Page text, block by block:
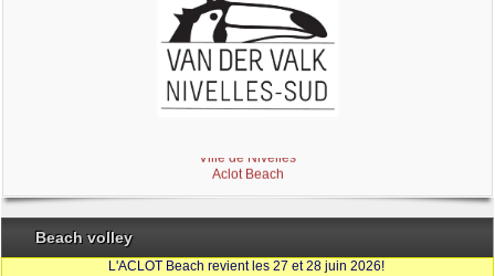
Ville de Nivelles
Aclot Beach
Beach volley
L'ACLOT Beach revient les 27 et 28 juin 2026!